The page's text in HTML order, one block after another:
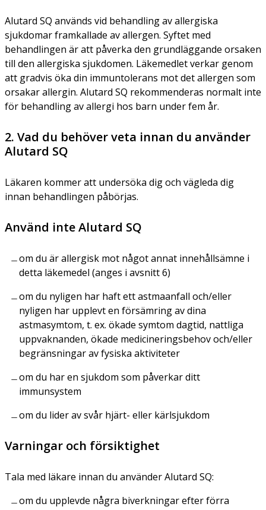
Alutard SQ används vid behandling av allergiska
sjukdomar framkallade av allergen. Syftet med
behandlingen är att påverka den grundläggande orsaken
till den allergiska sjukdomen. Läkemedlet verkar genom
att gradvis öka din immuntolerans mot det allergen som
orsakar allergin. Alutard SQ rekommenderas normalt inte
för behandling av allergi hos barn under fem år.
2. Vad du behöver veta innan du använder
Alutard SQ
Läkaren kommer att undersöka dig och vägleda dig
innan behandlingen påbörjas.
Använd inte Alutard SQ
om du är allergisk mot något annat innehållsämne i
detta läkemedel (anges i avsnitt 6)
om du nyligen har haft ett astmaanfall och/eller
nyligen har upplevt en försämring av dina
astmasymtom, t. ex. ökade symtom dagtid, nattliga
uppvaknanden, ökade medicineringsbehov och/eller
begränsningar av fysiska aktiviteter
om du har en sjukdom som påverkar ditt
immunsystem
om du lider av svår hjärt- eller kärlsjukdom
Varningar och försiktighet
Tala med läkare innan du använder Alutard SQ:
om du upplevde några biverkningar efter förra